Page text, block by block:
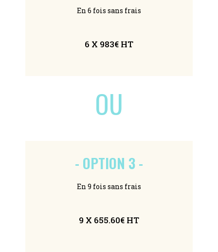
En 6 fois sans frais
6 X 983€ HT
OU
- OPTION 3 -
En 9 fois sans frais
9 X 655.60€ HT